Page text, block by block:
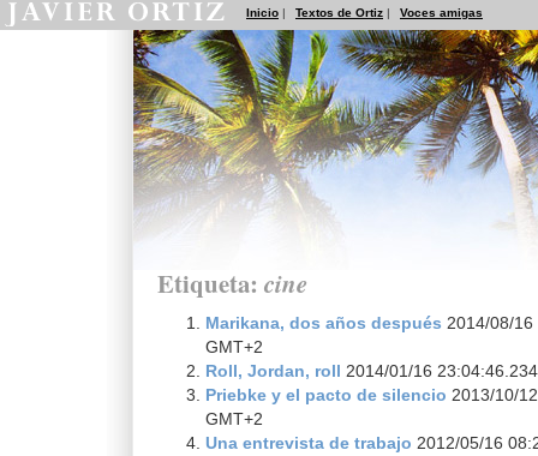
Inicio | Textos de Ortiz | Voces amigas
Etiqueta: cine
Marikana, dos años después 2014/08/
GMT+2
Roll, Jordan, roll 2014/01/16
Priebke y el pacto de silencio 2013/10/
GMT+2
Una entrevista de trabajo 2012/05/16